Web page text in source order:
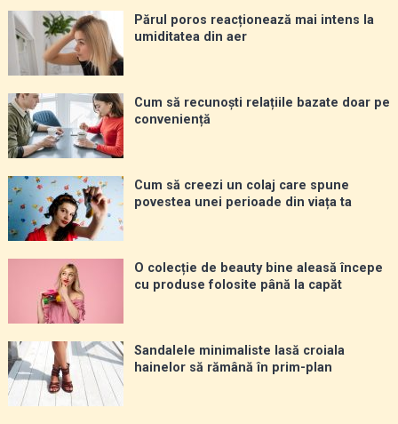
Părul poros reacționează mai intens la
umiditatea din aer
Cum să recunoști relațiile bazate doar pe
conveniență
Cum să creezi un colaj care spune
povestea unei perioade din viața ta
O colecție de beauty bine aleasă începe
cu produse folosite până la capăt
Sandalele minimaliste lasă croiala
hainelor să rămână în prim-plan